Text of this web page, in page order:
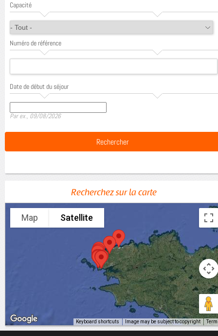
Capacité
Numéro de référence
Date de début du séjour
Date
Par ex., 09/08/2026
Recherchez sur la carte
Map Satellite
Keyboard shortcuts Image may be subject to copyright